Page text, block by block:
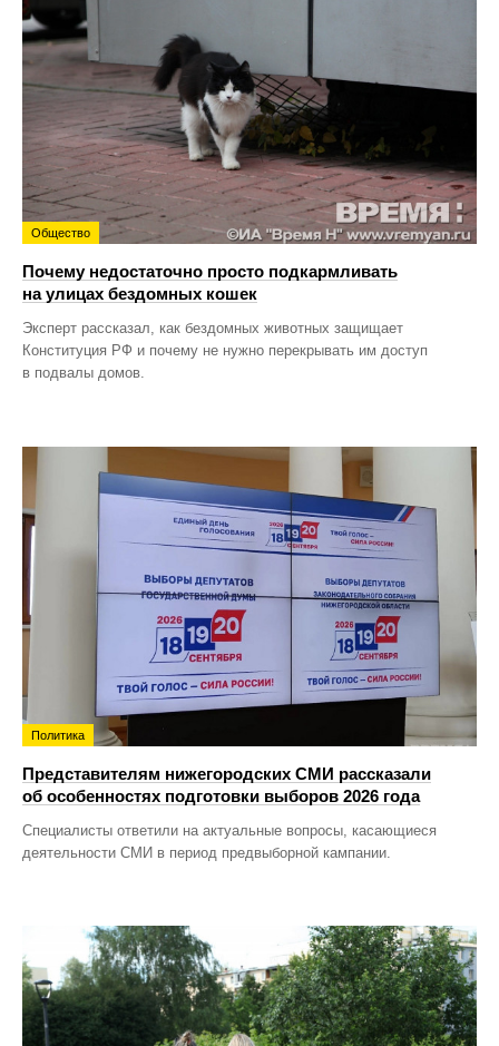
Общество
Почему недостаточно просто подкармливать
на улицах бездомных кошек
Эксперт рассказал, как бездомных животных защищает
Конституция РФ и почему не нужно перекрывать им доступ
в подвалы домов.
Политика
Представителям нижегородских СМИ рассказали
об особенностях подготовки выборов 2026 года
Специалисты ответили на актуальные вопросы, касающиеся
деятельности СМИ в период предвыборной кампании.